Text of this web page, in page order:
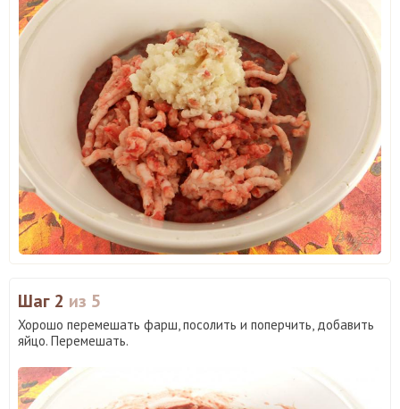
Шаг 2 из 5
Хорошо перемешать фарш, посолить и поперчить, добавить
яйцо. Перемешать.